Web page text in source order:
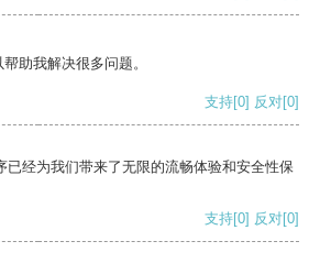
助我解决很多问题。
支持[0] 反对[0]
已经为我们带来了无限的流畅体验和安全性保
支持[0] 反对[0]